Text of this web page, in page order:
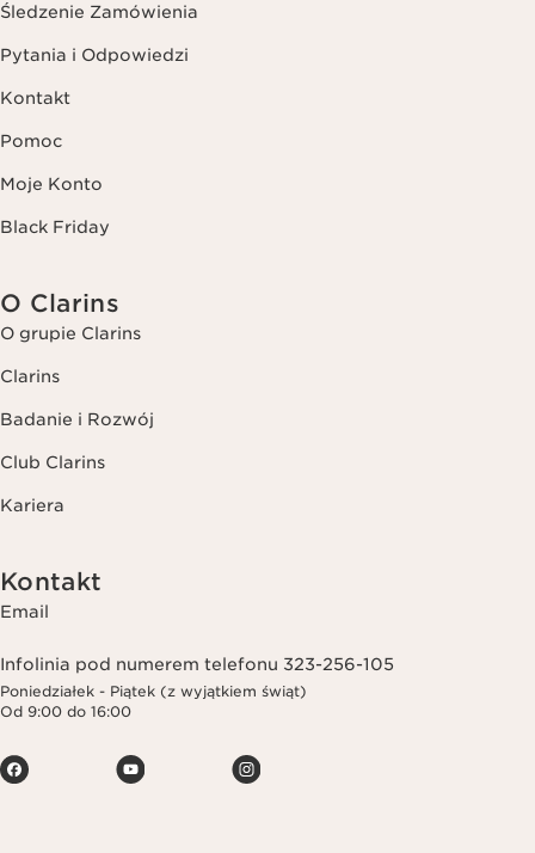
Śledzenie Zamówienia
Pytania i Odpowiedzi
Kontakt
Pomoc
Moje Konto
Black Friday
O Clarins
O grupie Clarins
Clarins
Badanie i Rozwój
Club Clarins
Kariera
Kontakt
Email
Infolinia pod numerem telefonu 323-256-105
Poniedziałek - Piątek (z wyjątkiem świąt)
Od 9:00 do 16:00